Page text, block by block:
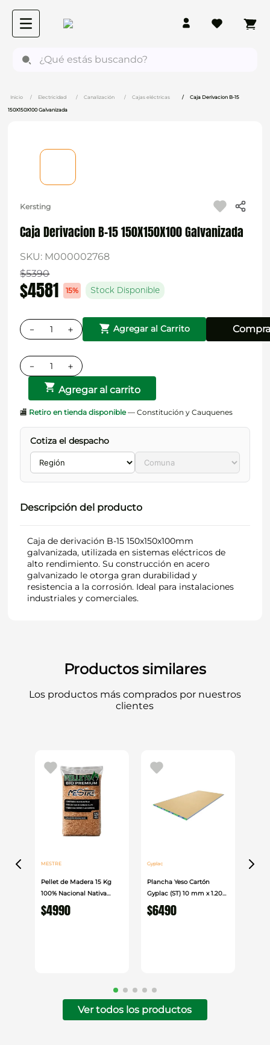
Electricidad Canalización Cajas eléctricas Caja Derivacion B-15
150X150X100 Galvanizada
Kersting
Caja Derivacion B-15 150X150X100 Galvanizada
SKU: M000002768
$5390
$4581 15% Stock Disponible
＋
－ Agregar al Carrito
＋
－
Agregar al carrito
🏬 Retiro en tienda disponible— Constitución y Cauquenes
Cotiza el despacho
Descripción del producto
Caja de derivación B-15 150x150x100mm
galvanizada, utilizada en sistemas eléctricos de
alto rendimiento. Su construcción en acero
galvanizado le otorga gran durabilidad y
resistencia a la corrosión. Ideal para instalaciones
industriales y comerciales.
Productos similares
Los productos más comprados por nuestros
clientes
MESTRE
Pellet de Madera 15 Kg
100% Nacional Nativa
Mestre
$4990
Gyplac
Plancha Yeso Cartón
Gyplac (ST) 10 mm x 1.20
cm x 2.40cm
$6490
Ver todos los productos